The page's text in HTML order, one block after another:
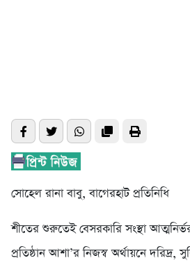
সোহেল রানা বাবু, বাগেরহাট প্রতিনিধি
শীতের শুরুতেই বেসরকারি সংস্থা
প্রতিষ্ঠান আশা’র নিজস্ব অর্থায়নে দরিদ্র,